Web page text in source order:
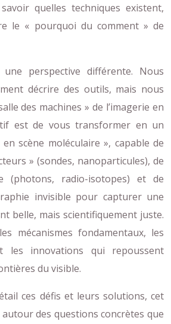
quelles techniques existent,
le « pourquoi du comment » de
perspective différente. Nous
décrire des outils, mais nous
des machines » de l’imagerie en
est de vous transformer en un
scène moléculaire », capable de
» (sondes, nanoparticules), de
(photons, radio-isotopes) et de
invisible pour capturer une
belle, mais scientifiquement juste.
mécanismes fondamentaux, les
les innovations qui repoussent
du visible.
ces défis et leurs solutions, cet
des questions concrètes que